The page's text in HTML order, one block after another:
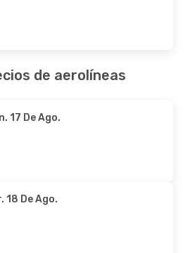
de aerolíneas
17 De Ago.
18 De Ago.